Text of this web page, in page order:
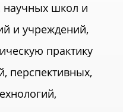
научных школ и
и учреждений,
практику
перспективных,